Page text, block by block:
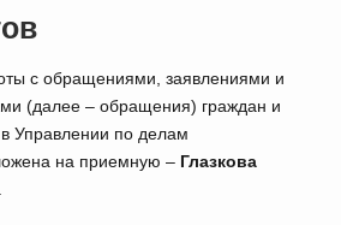
с обращениями, заявлениями и
(далее – обращения) граждан и
Управлении по делам
на приемную – Глазкова